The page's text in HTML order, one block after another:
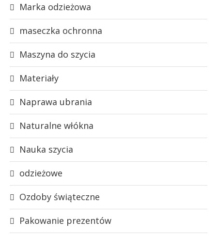
Marka odzieżowa
maseczka ochronna
Maszyna do szycia
Materiały
Naprawa ubrania
Naturalne włókna
Nauka szycia
odzieżowe
Ozdoby świąteczne
Pakowanie prezentów